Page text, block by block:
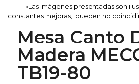
«Las imágenes presentadas son
constantes mejoras, pueden no
Mesa Canto
Madera
TB19-80